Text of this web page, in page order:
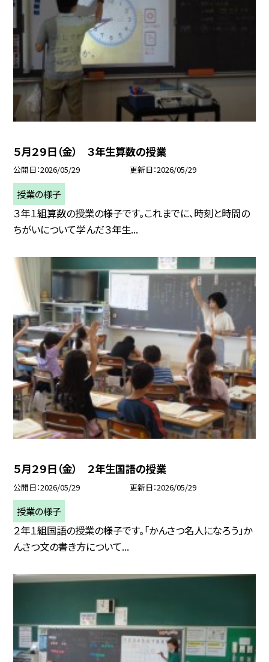
５月２９日（金） ３年生算数の授業
公開日 2026/05/29 更新日 2026/05/29
授業の様子
３年１組算数の授業の様子です。これまでに、時刻と時間の
ちがいについて学んだ３年生...
５月２９日（金） ２年生国語の授業
公開日 2026/05/29 更新日 2026/05/29
授業の様子
２年１組国語の授業の様子です。「かんさつ名人になろう」か
んさつ文の書き方について...